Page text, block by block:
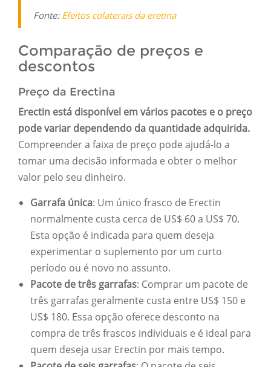
Fonte: Efeitos colaterais da eretina
Comparação de preços e
descontos
Preço da Erectina
Erectin está disponível em vários pacotes e o preço
pode variar dependendo da quantidade adquirida.
Compreender a faixa de preço pode ajudá-lo a
tomar uma decisão informada e obter o melhor
valor pelo seu dinheiro.
Garrafa única: Um único frasco de Erectin
normalmente custa cerca de US$ 60 a US$ 70.
Esta opção é indicada para quem deseja
experimentar o suplemento por um curto
período ou é novo no assunto.
Pacote de três garrafas: Comprar um pacote de
três garrafas geralmente custa entre US$ 150 e
US$ 180. Essa opção oferece desconto na
compra de três frascos individuais e é ideal para
quem deseja usar Erectin por mais tempo.